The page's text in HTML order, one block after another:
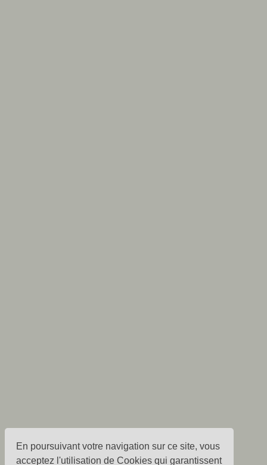
En poursuivant votre navigation sur ce site, vous
acceptez l'utilisation de Cookies qui garantissent